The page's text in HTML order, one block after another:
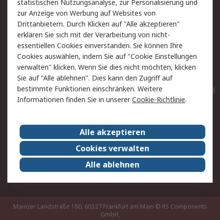
Hilfe
Privatkunden
Rechtliches
AGB
Datenschutz
Cookie-Richtlinie
Zahlungsbedingungen
Copyright/Impressum
Entsorgung
Elektrogeräte/Batterien
RS weltweit
Karriere bei RS
Nachhaltigkeit
Qualität/Umwelt/ZertifikatePresse-Center
Event-Center
Mainzer Landstraße 180, 60327 Frankfurt am Main © RS Components
GmbH,
statistischen Nutzungsanalyse, zur Personalisierung und
zur Anzeige von Werbung auf Websites von
Drittanbietern. Durch Klicken auf "Alle akzeptieren"
erklären Sie sich mit der Verarbeitung von nicht-
essentiellen Cookies einverstanden. Sie können Ihre
Cookies auswählen, indem Sie auf "Cookie Einstellungen
verwalten" klicken. Wenn Sie dies nicht möchten, klicken
Sie auf "Alle ablehnen". Dies kann den Zugriff auf
bestimmte Funktionen einschränken. Weitere
Informationen finden Sie in unsererCookie-Richtlinie.
Alle akzeptieren
Cookies verwalten
Alle ablehnen